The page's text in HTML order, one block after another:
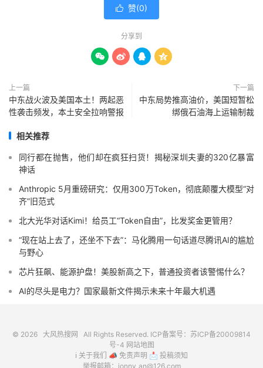
 赞(0)
分享到
   
上一篇
中东战火波及美国本土！两起恶
性袭击频发，本土安全拉响警报
下一篇
中东局势推高油价，美国短暂松
绑俄石油海上运输制裁
相关推荐
同行都在抛售，他们却在疯狂扫货！揭秘深圳夫妻的320亿暴富
神话
Anthropic 5月重磅研究：仅用300万Token，彻底颠覆大模型“对
齐”旧范式
北大光华对话Kimi！给员工“Token自由”，比发奖金更管用？
“现在站上去了，还坐不下去”：马化腾用一句话道尽腾讯AI的尴尬
与野心
芯片狂飙、能源护盘！美股新高之下，普通投资者该警惕什么？
AI的尽头是电力？国家最新文件揭示未来十年最大机遇
© 2026 大风热搜网 All Rights Reserved. ICP备案号： 苏ICP备20009814
号-4 网站地图
ℹ️ 关于我们 📣 免责声明 📩 投稿须知
举报邮箱：jonny_an@126.com